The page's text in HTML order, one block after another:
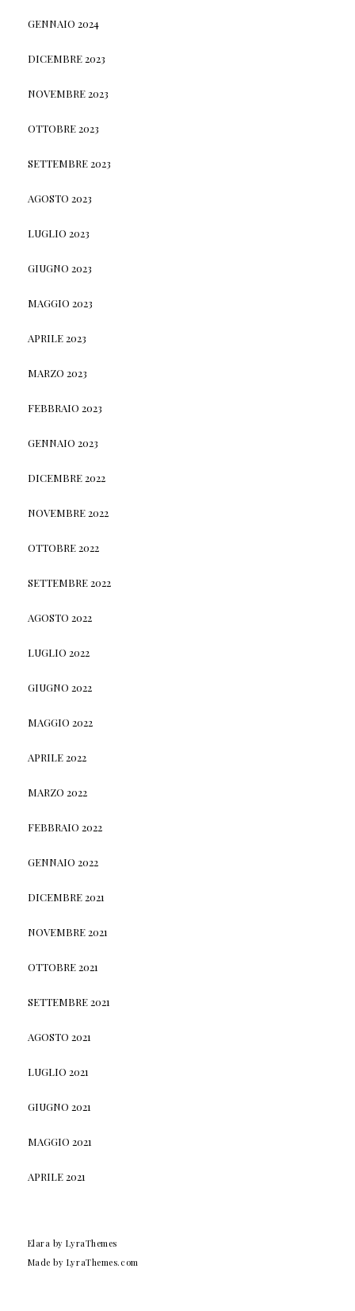
GENNAIO 2024
DICEMBRE 2023
NOVEMBRE 2023
OTTOBRE 2023
SETTEMBRE 2023
AGOSTO 2023
LUGLIO 2023
GIUGNO 2023
MAGGIO 2023
APRILE 2023
MARZO 2023
FEBBRAIO 2023
GENNAIO 2023
DICEMBRE 2022
NOVEMBRE 2022
OTTOBRE 2022
SETTEMBRE 2022
AGOSTO 2022
LUGLIO 2022
GIUGNO 2022
MAGGIO 2022
APRILE 2022
MARZO 2022
FEBBRAIO 2022
GENNAIO 2022
DICEMBRE 2021
NOVEMBRE 2021
OTTOBRE 2021
SETTEMBRE 2021
AGOSTO 2021
LUGLIO 2021
GIUGNO 2021
MAGGIO 2021
APRILE 2021
Elara by LyraThemes
Made by LyraThemes.com